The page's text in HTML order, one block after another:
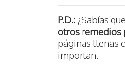
P.D.: ¿Sabías
otros remedios
páginas llenas
importan.